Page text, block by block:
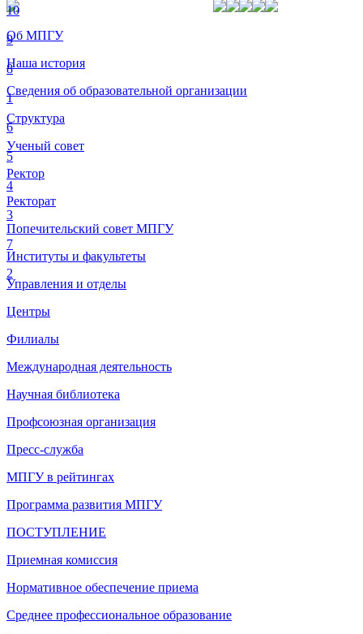
10
9
8
1
6
5
4
3
7
2
Об МПГУ
Наша история
Сведения об образовательной организации
Структура
Ученый совет
Ректор
Ректорат
Попечительский совет МПГУ
Институты и факультеты
Управления и отделы
Центры
Филиалы
Международная деятельность
Научная библиотека
Профсоюзная организация
Пресс-служба
МПГУ в рейтингах
Программа развития МПГУ
ПОСТУПЛЕНИЕ
Приемная комиссия
Нормативное обеспечение приема
Среднее профессиональное образование